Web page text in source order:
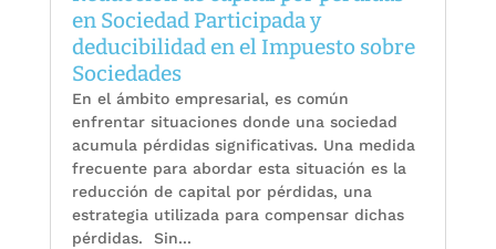
en Sociedad Participada y
deducibilidad en el Impuesto sobre
Sociedades
En el ámbito empresarial, es común
enfrentar situaciones donde una sociedad
acumula pérdidas significativas. Una medida
frecuente para abordar esta situación es la
reducción de capital por pérdidas, una
estrategia utilizada para compensar dichas
pérdidas. Sin...